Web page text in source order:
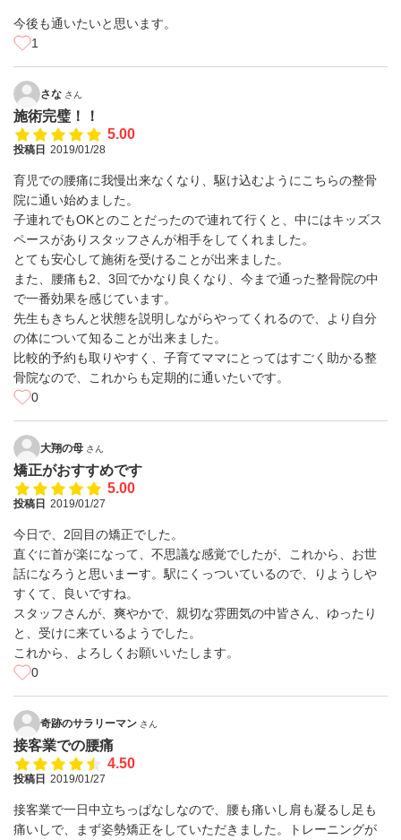
今後も通いたいと思います。
1
さな さん
施術完璧！！
5.00
投稿日 2019/01/28
育児での腰痛に我慢出来なくなり、駆け込むようにこちらの整骨
院に通い始めました。
子連れでもOKとのことだったので連れて行くと、中にはキッズス
ペースがありスタッフさんが相手をしてくれました。
とても安心して施術を受けることが出来ました。
また、腰痛も2、3回でかなり良くなり、今まで通った整骨院の中
で一番効果を感じています。
先生もきちんと状態を説明しながらやってくれるので、より自分
の体について知ることが出来ました。
比較的予約も取りやすく、子育てママにとってはすごく助かる整
骨院なので、これからも定期的に通いたいです。
0
大翔の母 さん
矯正がおすすめです
5.00
投稿日 2019/01/27
今日で、2回目の矯正でした。
直ぐに首が楽になって、不思議な感覚でしたが、これから、お世
話になろうと思いまーす。駅にくっついているので、りようしや
すくて、良いですね。
スタッフさんが、爽やかで、親切な雰囲気の中皆さん、ゆったり
と、受けに来ているようでした。
これから、よろしくお願いいたします。
0
奇跡のサラリーマン さん
接客業での腰痛
4.50
投稿日 2019/01/27
接客業で一日中立ちっぱなしなので、腰も痛いし肩も凝るし足も
痛いしで、まず姿勢矯正をしていただきました。トレーニングが